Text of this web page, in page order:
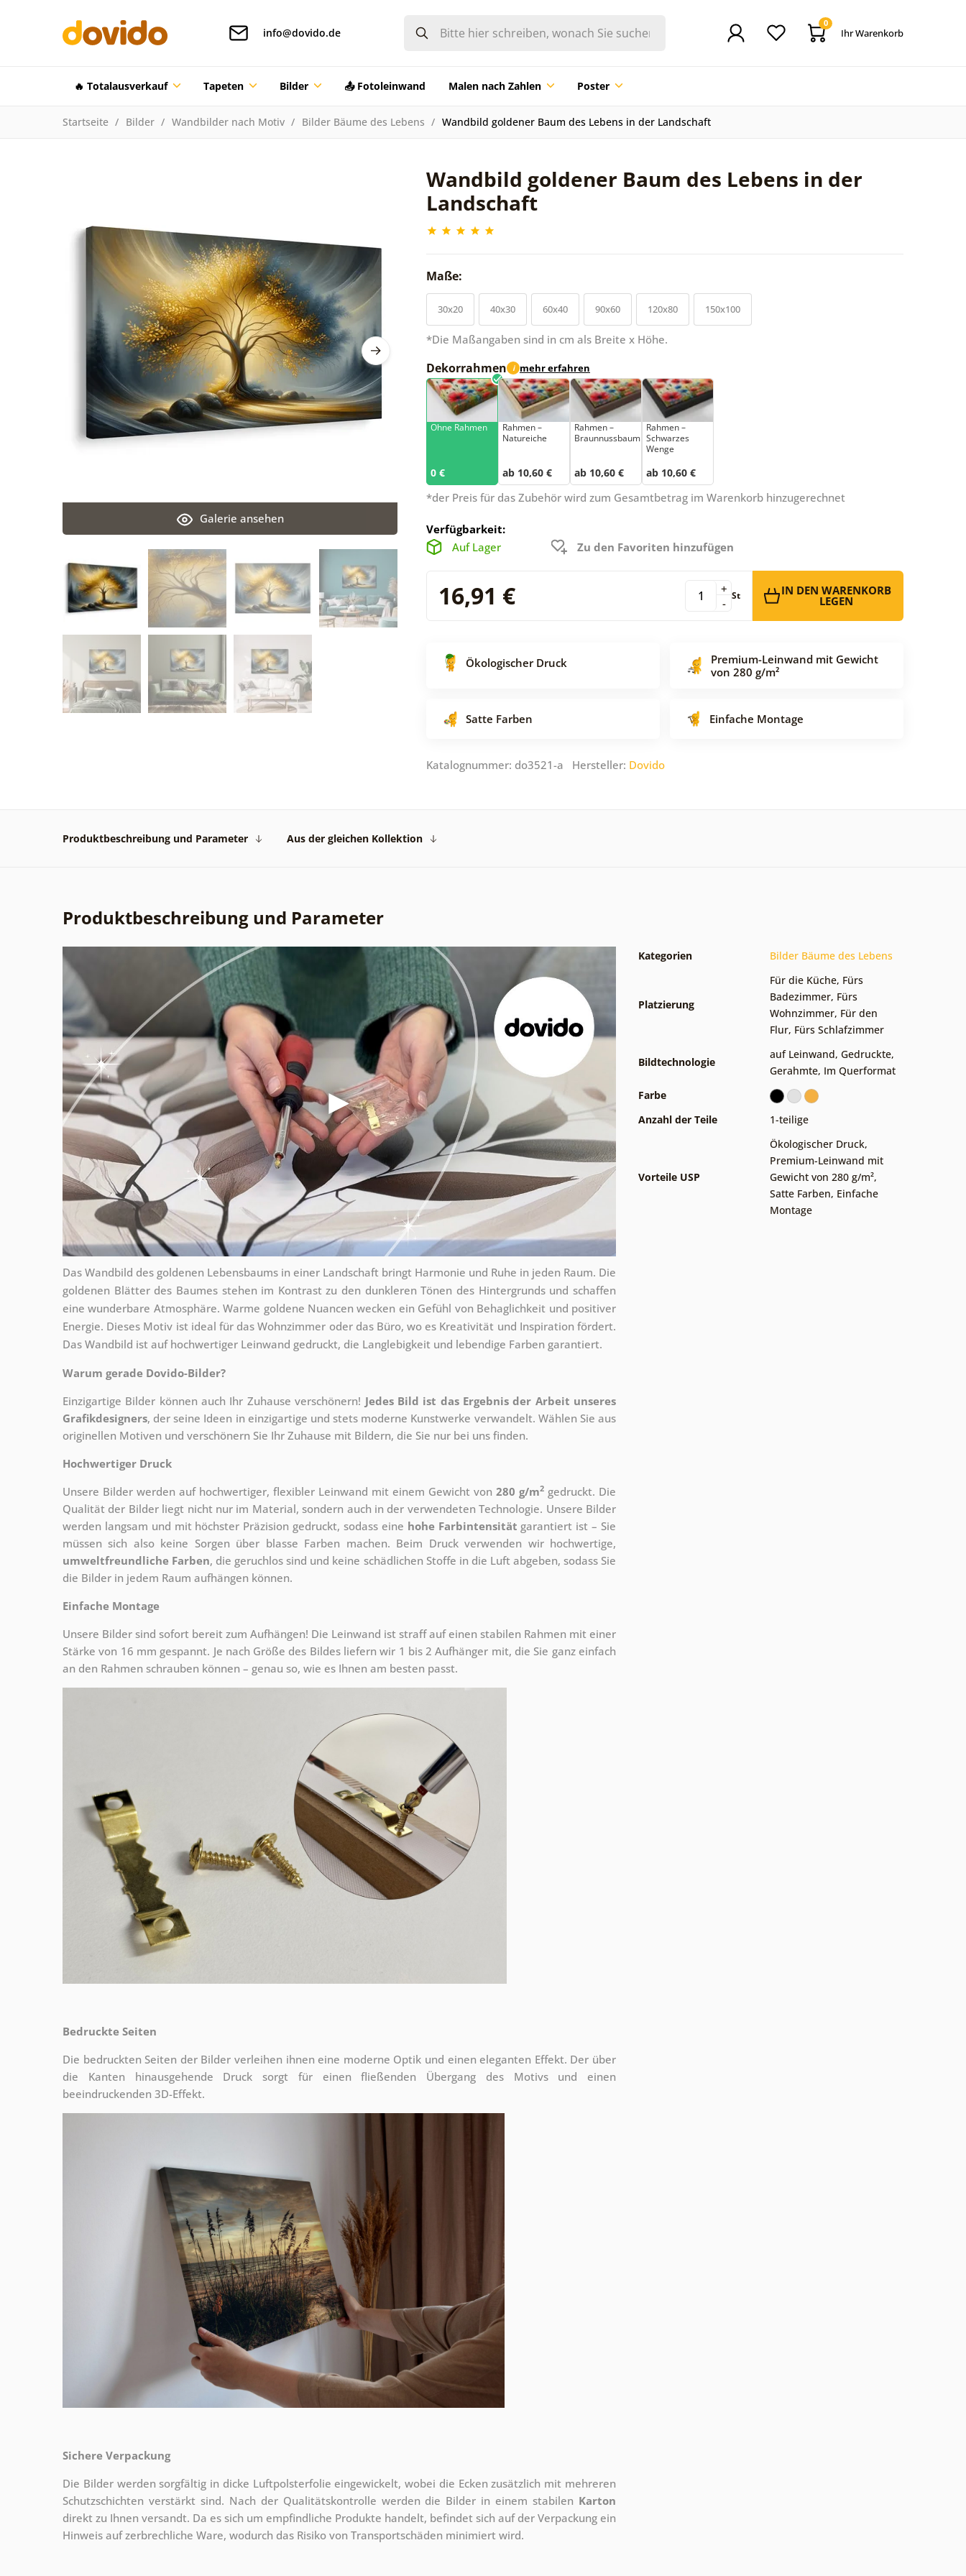
info@dovido.de
0
Ihr Warenkorb
🔥 Totalausverkauf Tapeten Bilder 📤 Fotoleinwand Malen nach Zahlen Poster
Startseite Bilder Wandbilder nach Motiv Bilder Bäume des Lebens Wandbild goldener Baum des Lebens in der Landschaft
Wandbild goldener Baum des Lebens in der
Landschaft
Galerie ansehen
Maße:
30x20 40x30 60x40 90x60 120x80 150x100
*Die Maßangaben sind in cm als Breite x Höhe.
Dekorrahmen i mehr erfahren
Ohne Rahmen
0 €
Rahmen –
Natureiche
ab 10,60 €
Rahmen –
Braunnussbaum
ab 10,60 €
Rahmen –
Schwarzes
Wenge
ab 10,60 €
*der Preis für das Zubehör wird zum Gesamtbetrag im Warenkorb hinzugerechnet
Verfügbarkeit:
Auf Lager
Zu den Favoriten hinzufügen
16,91 € -
+ St IN DEN WARENKORB
LEGEN
Ökologischer Druck
Premium-Leinwand mit Gewicht
von 280 g/m²
Satte Farben Einfache Montage
Katalognummer: do3521-a Hersteller: Dovido
Produktbeschreibung und Parameter Aus der gleichen Kollektion
Produktbeschreibung und Parameter
Das Wandbild des goldenen Lebensbaums in einer Landschaft bringt Harmonie und Ruhe in jeden Raum. Die
goldenen Blätter des Baumes stehen im Kontrast zu den dunkleren Tönen des Hintergrunds und schaffen
eine wunderbare Atmosphäre. Warme goldene Nuancen wecken ein Gefühl von Behaglichkeit und positiver
Energie. Dieses Motiv ist ideal für das Wohnzimmer oder das Büro, wo es Kreativität und Inspiration fördert.
Das Wandbild ist auf hochwertiger Leinwand gedruckt, die Langlebigkeit und lebendige Farben garantiert.
Warum gerade Dovido-Bilder?
Einzigartige Bilder können auch Ihr Zuhause verschönern! Jedes Bild ist das Ergebnis der Arbeit unseres
Grafikdesigners, der seine Ideen in einzigartige und stets moderne Kunstwerke verwandelt. Wählen Sie aus
originellen Motiven und verschönern Sie Ihr Zuhause mit Bildern, die Sie nur bei uns finden.
Hochwertiger Druck
Unsere Bilder werden auf hochwertiger, flexibler Leinwand mit einem Gewicht von 280 g/m2 gedruckt. Die
Qualität der Bilder liegt nicht nur im Material, sondern auch in der verwendeten Technologie. Unsere Bilder
werden langsam und mit höchster Präzision gedruckt, sodass eine hohe Farbintensität garantiert ist – Sie
müssen sich also keine Sorgen über blasse Farben machen. Beim Druck verwenden wir hochwertige,
umweltfreundliche Farben, die geruchlos sind und keine schädlichen Stoffe in die Luft abgeben, sodass Sie
die Bilder in jedem Raum aufhängen können.
Einfache Montage
Unsere Bilder sind sofort bereit zum Aufhängen! Die Leinwand ist straff auf einen stabilen Rahmen mit einer
Stärke von 16 mm gespannt. Je nach Größe des Bildes liefern wir 1 bis 2 Aufhänger mit, die Sie ganz einfach
an den Rahmen schrauben können – genau so, wie es Ihnen am besten passt.
Bedruckte Seiten
Die bedruckten Seiten der Bilder verleihen ihnen eine moderne Optik und einen eleganten Effekt. Der über
die Kanten hinausgehende Druck sorgt für einen fließenden Übergang des Motivs und einen
beeindruckenden 3D-Effekt.
Sichere Verpackung
Die Bilder werden sorgfältig in dicke Luftpolsterfolie eingewickelt, wobei die Ecken zusätzlich mit mehreren
Schutzschichten verstärkt sind. Nach der Qualitätskontrolle werden die Bilder in einem stabilen Karton
direkt zu Ihnen versandt. Da es sich um empfindliche Produkte handelt, befindet sich auf der Verpackung ein
Hinweis auf zerbrechliche Ware, wodurch das Risiko von Transportschäden minimiert wird.
Kategorien Bilder Bäume des Lebens
Platzierung
Für die Küche, Fürs
Badezimmer, Fürs
Wohnzimmer, Für den
Flur, Fürs Schlafzimmer
Bildtechnologie
auf Leinwand, Gedruckte,
Gerahmte, Im Querformat
Farbe
Anzahl der Teile
1-teilige
Vorteile USP
Ökologischer Druck,
Premium-Leinwand mit
Gewicht von 280 g/m²,
Satte Farben, Einfache
Montage